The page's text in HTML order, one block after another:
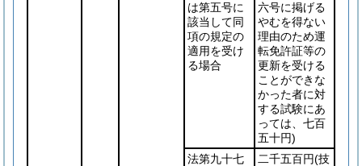
は第五号に
該当して同
項の規定の
適用を受け
る場合
六号に掲げる
やむを得ない
理由のため運
転免許証等の
更新を受ける
ことができな
かった者に対
する試験にあ
っては、七百
五十円)
法第九十七
二千五百円(技